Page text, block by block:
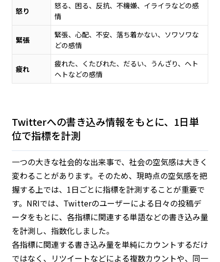
怒り
怒る、困る、反抗、不機嫌、イライラなどの感
情
緊張
緊張、心配、不安、落ち着かない、ソワソワな
どの感情
疲れ
疲れた、くたびれた、だるい、うんざり、ヘト
ヘトなどの感情
Twitterへの書き込み情報をもとに、1日単
位で指標を計測
一つの大きな社会的な出来事で、社会の空気感は大きく
変わることがあります。そのため、現時点の空気感を把
握する上では、1日ごとに指標を計測することが重要で
す。NRIでは、Twitterのユーザーによる日々の投稿デ
ータをもとに、各指標に関連する単語などの書き込み量
を計測し、指数化しました。
各指標に関連する書き込み量を単純にカウントするだけ
ではなく、リツイートなどによる複数カウントや、同一